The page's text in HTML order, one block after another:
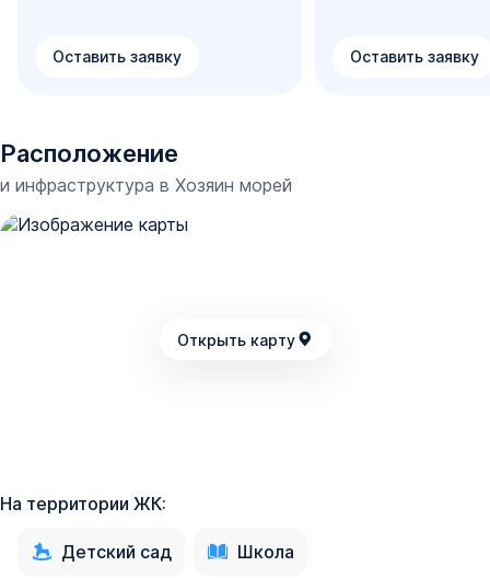
Оставить заявку Оставить заявку
Расположение
и инфраструктура в Хозяин морей
Открыть карту
На территории ЖК:
Детский сад Школа